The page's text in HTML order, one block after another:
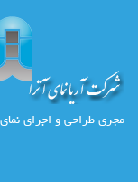
مجری طراحی و اجرای